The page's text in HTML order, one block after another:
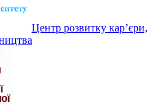
Центр розвитку кар’єри,